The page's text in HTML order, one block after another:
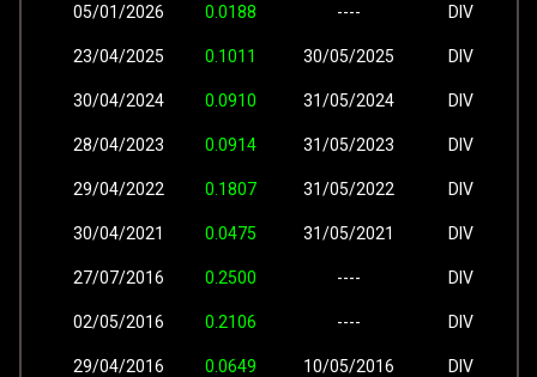
05/01/2026 0.0188 ---- DIV
23/04/2025 0.1011 30/05/2025 DIV
30/04/2024 0.0910 31/05/2024 DIV
28/04/2023 0.0914 31/05/2023 DIV
29/04/2022 0.1807 31/05/2022 DIV
30/04/2021 0.0475 31/05/2021 DIV
27/07/2016 0.2500 ---- DIV
02/05/2016 0.2106 ---- DIV
29/04/2016 0.0649 10/05/2016 DIV